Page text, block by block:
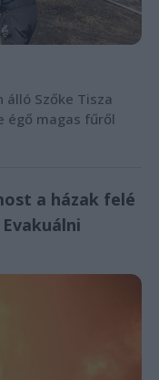
álló Szőke Tisza
égő magas fűről
a házak felé